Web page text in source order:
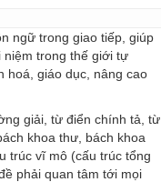
ngữ trong giao tiếp, giúp
niệm trong thế giới tự
hoá, giáo dục, nâng cao
giải, từ điển chính tả, từ
khoa thư, bách khoa
trúc vĩ mô (cấu trúc tổng
phải quan tâm tới mọi